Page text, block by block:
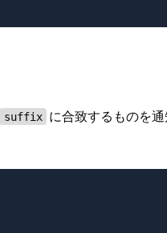
suffix に合致するものを